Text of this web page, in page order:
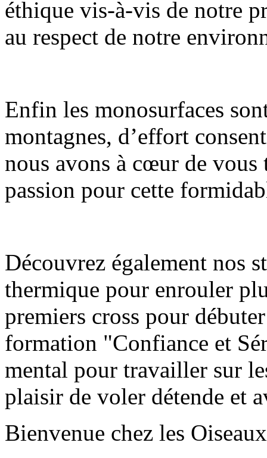
éthique vis-à-vis de notre
au respect de notre
Enfin les monosurfaces
montagnes, d’effort
nous avons à cœur de
passion pour cette
Découvrez également nos
thermique pour enrouler
premiers cross pour
formation "Confiance et
mental pour travailler sur
plaisir de voler détende et
Bienvenue chez les